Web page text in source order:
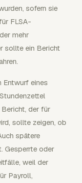
sofern sie
FLSA-
mehr
sollte ein Bericht
Entwurf eines
Bericht, der für
sollte zeigen, ob
spätere
Gesperrte oder
weil der
Payroll,